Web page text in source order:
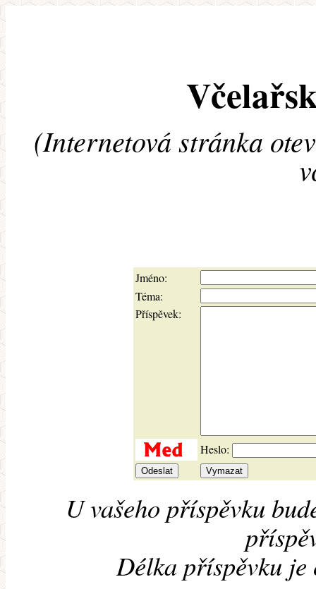
(Internetová stránka
Jméno:
Téma:
Příspěvek:
Heslo:
U vašeho příspěvku
Délka příspěvku je